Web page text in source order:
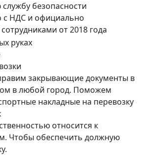
безопасности
с НДС и официально
от 2018 года
закрывающие документы в
в любой город. Поможем
накладные на перевозку
относится к
Чтобы обеспечить должную